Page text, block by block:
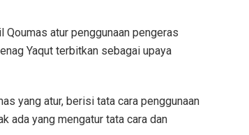
Qoumas atur penggunaan pengeras
Yaqut terbitkan sebagai upaya
yang atur, berisi tata cara penggunaan
ada yang mengatur tata cara dan